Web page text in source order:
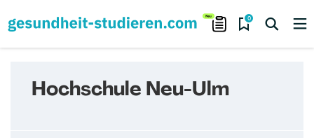
0
Hochschule Neu-Ulm